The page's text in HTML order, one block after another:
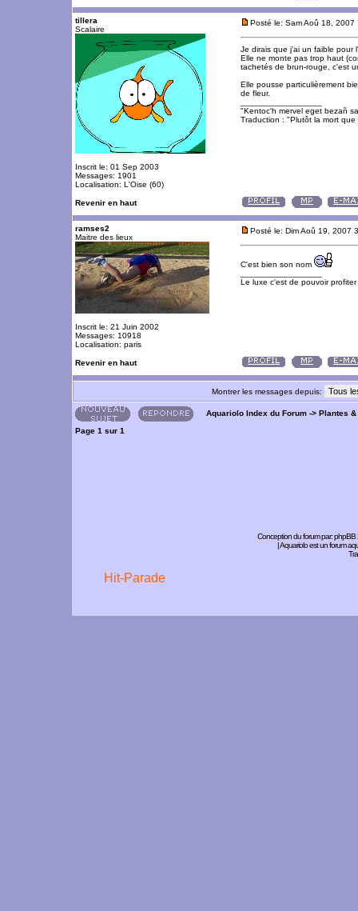
tillera
Scalaire
Inscrit le: 01 Sep 2003
Messages: 1901
Localisation: L'Oise (60)
Posté le: Sam Aoû 18, 2007
Je dirais que j'ai un faible pour
Elle ne monte pas trop haut
tachetés de brun-rouge, c'est
Elle pousse particulièrement
de fleur.
"Kentoc'h mervel eget bezañ
Traduction : "Plutôt la mort que
Revenir en haut
ramses2
Maitre des lieux
Inscrit le: 21 Juin 2002
Messages: 10918
Localisation: paris
Posté le: Dim Aoû 19, 2007
C'est bien son nom
Le luxe c'est de pouvoir
Revenir en haut
Montrer les messages depuis:
Aquariolo Index du Forum -> Plantes
Page 1 sur 1
Conception du forum par:phpBB
| Aquariolo est un forum